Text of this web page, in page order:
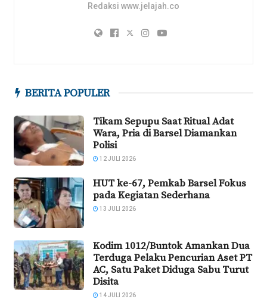
Redaksi www.jelajah.co
BERITA POPULER
Tikam Sepupu Saat Ritual Adat
Wara, Pria di Barsel Diamankan
Polisi
12 JULI 2026
HUT ke-67, Pemkab Barsel Fokus
pada Kegiatan Sederhana
13 JULI 2026
Kodim 1012/Buntok Amankan Dua
Terduga Pelaku Pencurian Aset PT
AC, Satu Paket Diduga Sabu Turut
Disita
14 JULI 2026